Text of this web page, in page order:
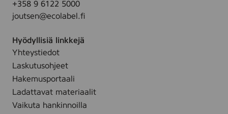
+358 9 6122 5000
joutsen@ecolabel.fi
Hyödyllisiä linkkejä
Yhteystiedot
Laskutusohjeet
Hakemusportaali
Ladattavat materiaalit
Vaikuta hankinnoilla